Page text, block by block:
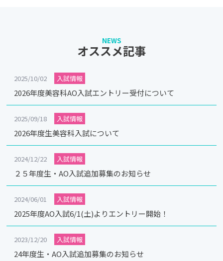
NEWS
オススメ記事
2025/10/02 入試情報
2026年度美容科AO入試エントリー受付について
2025/09/18 入試情報
2026年度生美容科入試について
2024/12/22 入試情報
２５年度生・AO入試追加募集のお知らせ
2024/06/01 入試情報
2025年度AO入試6/1(土)よりエントリー開始！
2023/12/20 入試情報
24年度生・AO入試追加募集のお知らせ